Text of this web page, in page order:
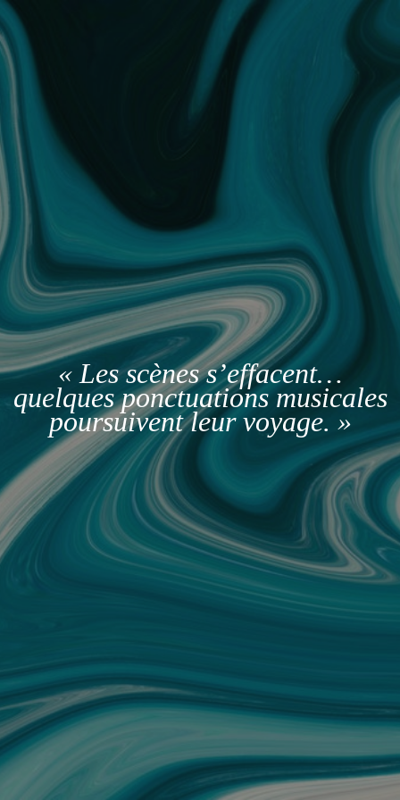
« Les scènes s’effacent…
quelques ponctuations musicales
poursuivent leur voyage. »